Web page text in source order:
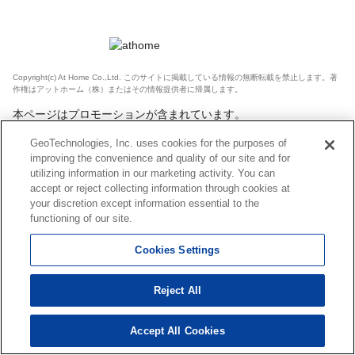
Copyright(c) At Home Co.,Ltd. このサイトに掲載している情報の無断転載を禁止します。著
作権はアットホーム（株）またはその情報提供者に帰属します。
本ページはプロモーションが含まれています。
GeoTechnologies, Inc. uses cookies for the purposes of
improving the convenience and quality of our site and for
utilizing information in our marketing activity. You can
accept or reject collecting information through cookies at
your discretion except information essential to the
functioning of our site.
Cookies Settings
Reject All
Accept All Cookies